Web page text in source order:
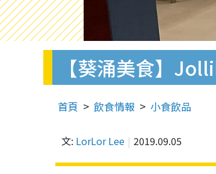
【葵涌美食】
首頁 飲食情報 小食飲品
文: LorLor Lee 2019.09.05